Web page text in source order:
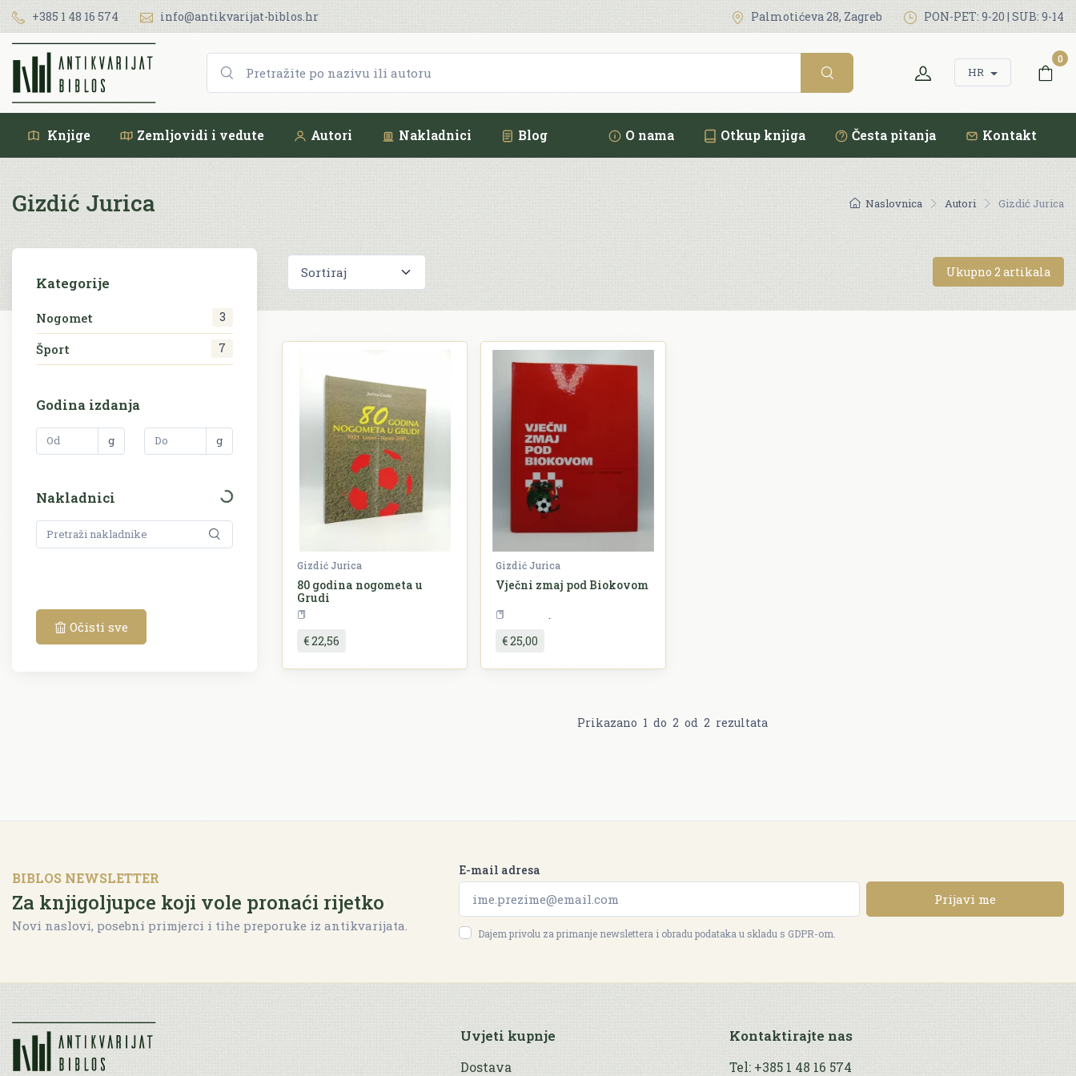
+385 1 48 16 574 info@antikvarijat-biblos.hr Palmotićeva 28, Zagreb PON-PET: 9-20 | SUB: 9-14
HR
0
Knjige Zemljovidi i vedute Autori Nakladnici Blog O nama Otkup knjiga Česta pitanja Kontakt
Naslovnica Autori Gizdić Jurica
Gizdić Jurica
Kategorije
Nogomet 3
Šport 7
Godina izdanja
g g
Nakladnici
Očisti sve
Ukupno 2 artikala
Gizdić Jurica
80 godina nogometa u
Grudi
€ 22,56
Gizdić Jurica
Vječni zmaj pod Biokovom
€ 25,00
Prikazano 1 do 2 od 2 rezultata
BIBLOS NEWSLETTER
Za knjigoljupce koji vole pronaći rijetko
Novi naslovi, posebni primjerci i tihe preporuke iz antikvarijata.
E-mail adresa
Prijavi me
Dajem privolu za primanje newslettera i obradu podataka u skladu s GDPR-om.
Uvjeti kupnje
Dostava
Kontaktirajte nas
Tel: +385 1 48 16 574